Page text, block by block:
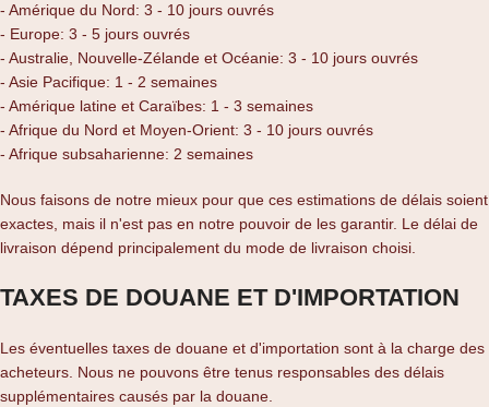
- Amérique du Nord: 3 - 10 jours ouvrés
- Europe: 3 - 5 jours ouvrés
- Australie, Nouvelle-Zélande et Océanie: 3 - 10 jours ouvrés
- Asie Pacifique: 1 - 2 semaines
- Amérique latine et Caraïbes: 1 - 3 semaines
- Afrique du Nord et Moyen-Orient: 3 - 10 jours ouvrés
- Afrique subsaharienne: 2 semaines
Nous faisons de notre mieux pour que ces estimations de délais soient
exactes, mais il n'est pas en notre pouvoir de les garantir. Le délai de
livraison dépend principalement du mode de livraison choisi.
TAXES DE DOUANE ET D'IMPORTATION
Les éventuelles taxes de douane et d'importation sont à la charge des
acheteurs. Nous ne pouvons être tenus responsables des délais
supplémentaires causés par la douane.